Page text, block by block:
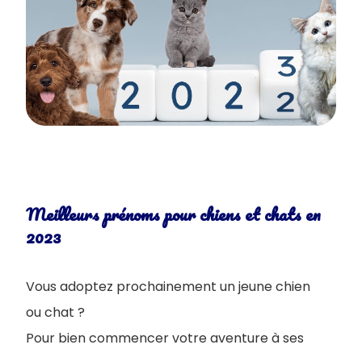
Meilleurs prénoms pour chiens et chats en
2023
Vous adoptez prochainement un jeune chien
ou chat ?
Pour bien commencer votre aventure à ses